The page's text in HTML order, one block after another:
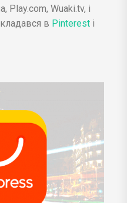
Play.com, Wuaki.tv, і
в Pinterest і